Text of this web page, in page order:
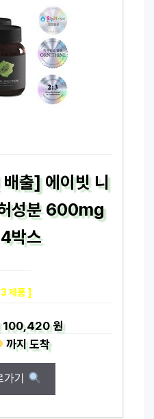
출] 에이빗 니
성분 600mg
박스
제품 ]
100,420 원
까지도착
가기